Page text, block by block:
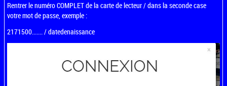
Rentrer le numéro COMPLET de la carte de lecteur / dans la seconde case
votre mot de passe, exemple :
2171500....... / datedenaissance